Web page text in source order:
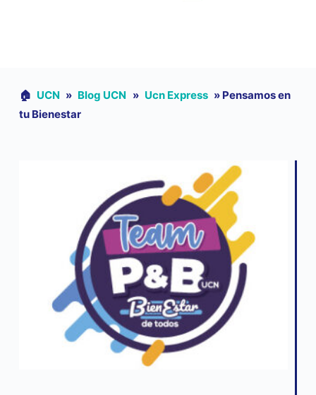
🏠︎ UCN » Blog UCN » Ucn Express » Pensamos en
tu Bienestar